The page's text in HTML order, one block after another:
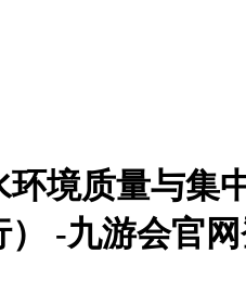
境质量与集
-九游会官